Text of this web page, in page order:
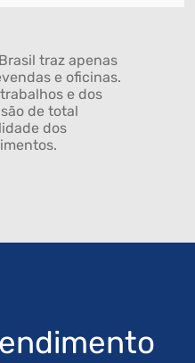
traz apenas
e oficinas.
e dos
de total
dos